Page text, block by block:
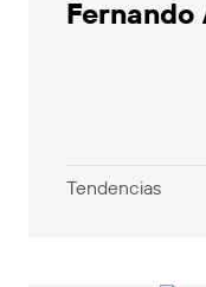
Fernando
Tendencias